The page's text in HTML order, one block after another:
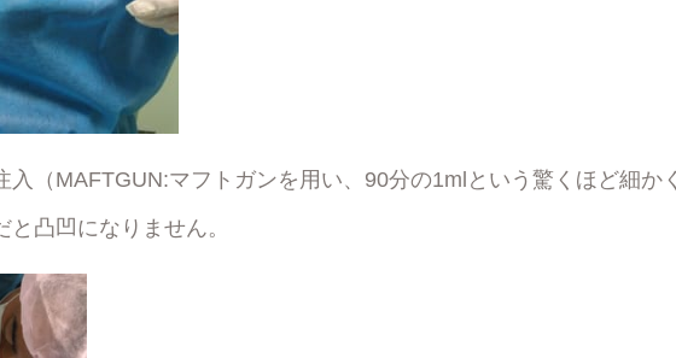
入（MAFTGUN:マフトガンを用い、90分の1mlという驚くほど細か
凸凹になりません。